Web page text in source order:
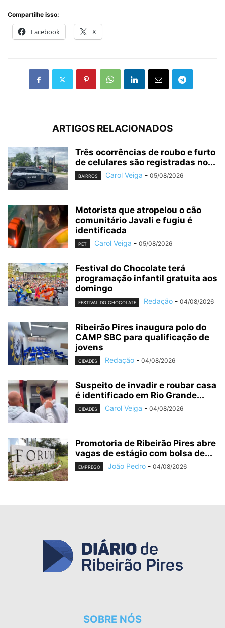
Compartilhe isso:
Facebook X
ARTIGOS RELACIONADOS
Três ocorrências de roubo e furto
de celulares são registradas no...
BAIRROS Carol Veiga - 05/08/2026
Motorista que atropelou o cão
comunitário Javali e fugiu é
identificada
PET Carol Veiga - 05/08/2026
Festival do Chocolate terá
programação infantil gratuita aos
domingo
FESTIVAL DO CHOCOLATE Redação - 04/08/2026
Ribeirão Pires inaugura polo do
CAMP SBC para qualificação de
jovens
CIDADES Redação - 04/08/2026
Suspeito de invadir e roubar casa
é identificado em Rio Grande...
CIDADES Carol Veiga - 04/08/2026
Promotoria de Ribeirão Pires abre
vagas de estágio com bolsa de...
EMPREGO João Pedro - 04/08/2026
SOBRE NÓS